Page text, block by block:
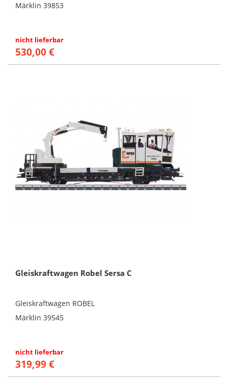
Märklin 39853
nicht lieferbar
530,00 €
Gleiskraftwagen Robel Sersa C
Gleiskraftwagen ROBEL
Märklin 39545
nicht lieferbar
319,99 €